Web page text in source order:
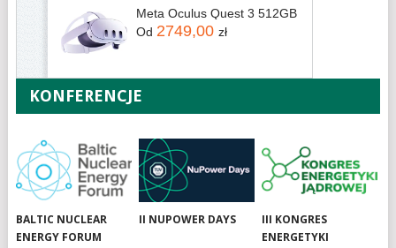
Meta Oculus Quest 3 512GB
Od 2749,00 zł
KONFERENCJE
BALTIC NUCLEAR
ENERGY FORUM
II NUPOWER DAYS
III KONGRES
ENERGETYKI